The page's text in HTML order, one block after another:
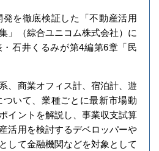
を徹底検証した「不動産活用
」（綜合ユニコム株式会社）に
石井くるみが第4編第6章「民
、商業オフィス計、宿泊計、遊
いて、業種ごとに最新市場動
イントを解説し、事業収支試算
活用を検討するデベロッパーや
して金融機関などを対象として